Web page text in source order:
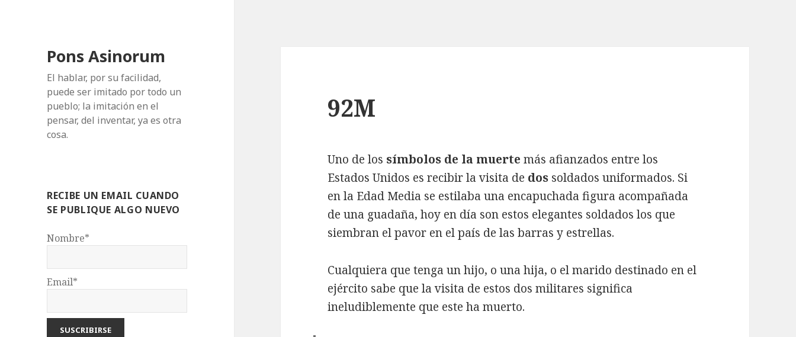
Pons Asinorum
El hablar, por su facilidad,
puede ser imitado por todo un
pueblo; la imitación en el
pensar, del inventar, ya es otra
cosa.
RECIBE UN EMAIL CUANDO
SE PUBLIQUE ALGO NUEVO
Nombre*
Email*
92M
Uno de los símbolos de la muerte más afianzados entre los
Estados Unidos es recibir la visita de dos soldados uniformados. Si
en la Edad Media se estilaba una encapuchada figura acompañada
de una guadaña, hoy en día son estos elegantes soldados los que
siembran el pavor en el país de las barras y estrellas.
Cualquiera que tenga un hijo, o una hija, o el marido destinado en el
ejército sabe que la visita de estos dos militares significa
ineludiblemente que este ha muerto.